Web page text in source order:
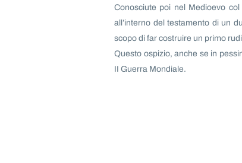
Conosciute poi nel Medioevo
all’interno del testamento di un
scopo di far costruire un primo
Questo ospizio, anche se in
II Guerra Mondiale.